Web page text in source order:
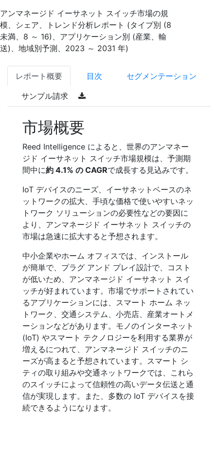
アンマネージド イーサネット スイッチ市場の規
模、シェア、トレンド分析レポート (タイプ別 (8
未満、8 ～ 16)、アプリケーション別 (産業、輸
送)、地域別予測、2023 ～ 2031 年)
レポート概要 目次 セグメンテーション
サンプル請求
市場概要
Reed Intelligence によると、世界のアンマネー
ジド イーサネット スイッチ市場規模は、予測期
間中に約 4.1% の CAGRで成長する見込みです。
IoT デバイスのニーズ、イーサネットベースのネ
ットワークの拡大、手頃な価格で使いやすいネッ
トワーク ソリューションの必要性などの要因に
より、アンマネージド イーサネット スイッチの
市場は急速に拡大すると予想されます。
中小企業やホーム オフィスでは、インストール
が簡単で、プラグ アンド プレイ設計で、コスト
が低いため、アンマネージド イーサネット スイ
ッチが好まれています。市場でサポートされてい
るアプリケーションには、スマート ホーム ネッ
トワーク、交通システム、小売店、産業オートメ
ーションなどがあります。モノのインターネット
(IoT) やスマート テクノロジーを利用する業界が
増えるにつれて、アンマネージド スイッチのニ
ーズが高まると予想されています。スマート シ
ティの取り組みや交通ネットワークでは、これら
のスイッチによって信頼性の高いデータ伝送と通
信が実現します。また、多数の IoT デバイスを接
続できるようになります。